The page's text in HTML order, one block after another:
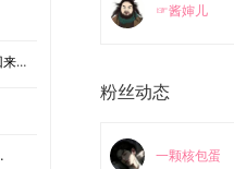
？
☞酱婶儿
粉丝动态
一颗核包蛋